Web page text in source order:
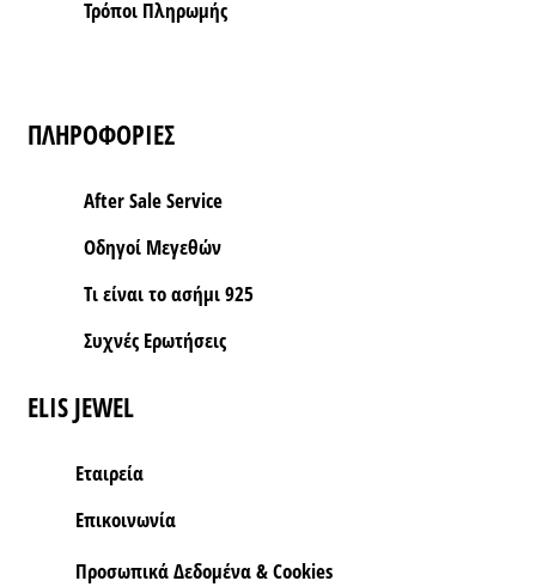
Τρόποι Πληρωμής
ΠΛΗΡΟΦΟΡΙΕΣ
After Sale Service
Οδηγοί Μεγεθών
Τι είναι το ασήμι 925
Συχνές Ερωτήσεις
ELIS JEWEL
Εταιρεία
Επικοινωνία
Προσωπικά Δεδομένα & Cookies